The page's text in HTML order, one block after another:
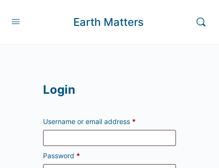
Earth Matters
Login
Username or email address *
Password *